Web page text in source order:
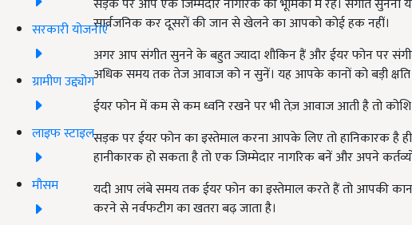
सरकारी योजनाएं
ग्रामीण उद्द्योग
लाइफ स्टाइल
मौसम
सड़क पर आप एक जिम्मेदार नागरिक की भूमिका में रहें। संगीत सुनना
सार्वजनिक कर दूसरों की जान से खेलने का आपको कोई हक नहीं।
अगर आप संगीत सुनने के बहुत ज्यादा शौकिन हैं और ईयर फोन पर
अधि‍क समय तक तेज आवाज को न सुनें। यह आपके कानों को बड़ी क्षति
ईयर फोन में कम से कम ध्वनि रखने पर भी तेज़ आवाज आती है तो
सड़क पर ईयर फोन का इस्तेमाल करना आपके लिए तो हानिकारक है
हानीकारक हो सकता है तो एक जिम्मेदार नागरिक बनें और अपने
यदी आप लंबे समय तक ईयर फोन का इस्तेमाल करते हैं तो आपकी
करने से नर्वफटीग का खतरा बढ़ जाता है।